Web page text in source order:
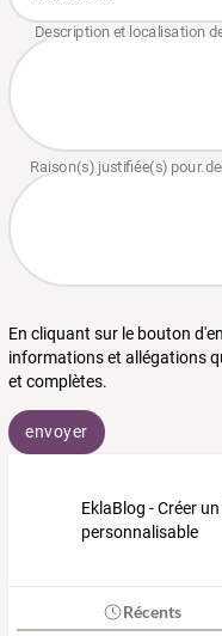
En cliquant sur le bouton
informations et allégations
et complètes.
envoyer
EklaBlog - Créer
personnalisable
Récents